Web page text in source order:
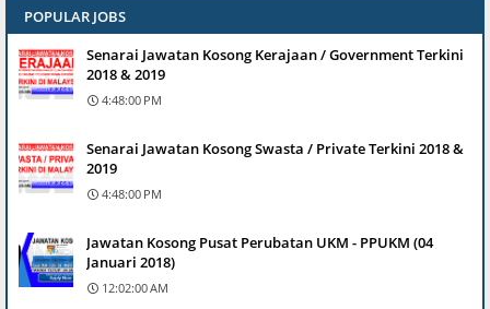
POPULAR JOBS
Senarai Jawatan Kosong Kerajaan / Government Terkini
2018 & 2019
4:48:00 PM
Senarai Jawatan Kosong Swasta / Private Terkini 2018 &
2019
4:48:00 PM
Jawatan Kosong Pusat Perubatan UKM - PPUKM (04
Januari 2018)
12:02:00 AM